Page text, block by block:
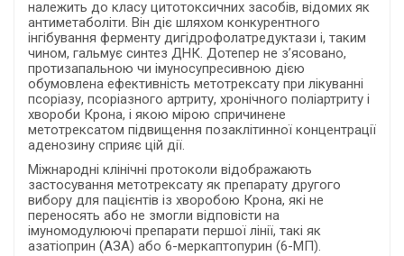
належить до класу цитотоксичних засобів, відомих як
антиметаболіти. Він діє шляхом конкурентного
інгібування ферменту дигідрофолатредуктази і, таким
чином, гальмує синтез ДНК. Дотепер не з’ясовано,
протизапальною чи імуносупресивною дією
обумовлена ефективність метотрексату при лікуванні
псоріазу, псоріазного артриту, хронічного поліартриту і
хвороби Крона, і якою мірою спричинене
метотрексатом підвищення позаклітинної концентрації
аденозину сприяє цій дії.
Міжнародні клінічні протоколи відображають
застосування метотрексату як препарату другого
вибору для пацієнтів із хворобою Крона, які не
переносять або не змогли відповісти на
імуномодулюючі препарати першої лінії, такі як
азатіоприн (АЗА) або 6-меркаптопурин (6-МП).